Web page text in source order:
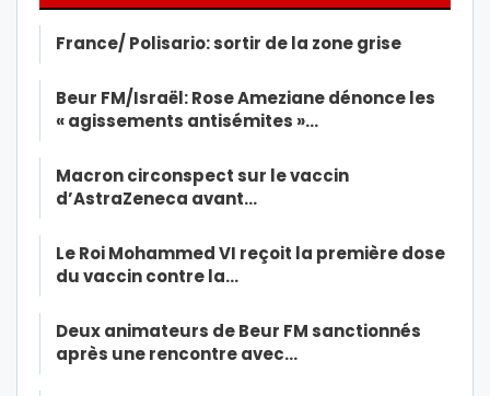
France/ Polisario: sortir de la zone grise
Beur FM/Israël: Rose Ameziane dénonce les
« agissements antisémites »…
Macron circonspect sur le vaccin
d’AstraZeneca avant…
Le Roi Mohammed VI reçoit la première dose
du vaccin contre la…
Deux animateurs de Beur FM sanctionnés
après une rencontre avec…